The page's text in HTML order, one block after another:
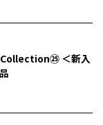
㉕ ＜新入